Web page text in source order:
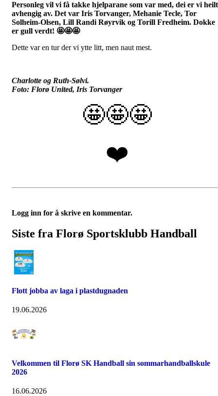
Personleg vil vi få takke hjelparane som var med, dei er vi heilt
avhengig av. Det var Iris Torvanger, Mehanie Tecle, Tor
Solheim-Olsen, Lill Randi Røyrvik og Torill Fredheim. Dokke
er gull verdt! 🤩🤩🤩
Dette var en tur der vi ytte litt, men naut mest.
Charlotte og Ruth-Sølvi.
Foto: Florø United, Iris Torvanger
🤩🤩🤩
❤️
Logg inn for å skrive en kommentar.
Siste fra Florø Sportsklubb Handball
Flott jobba av laga i plastdugnaden
19.06.2026
Velkommen til Florø SK Handball sin sommarhandballskule
2026
16.06.2026